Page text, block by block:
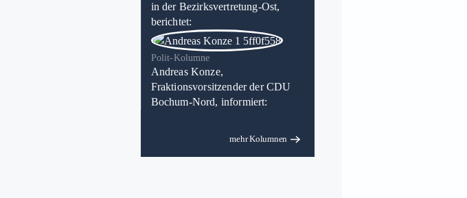
in der Bezirksvertretung-Ost,
berichtet:
Polit-Kolumne
Andreas Konze,
Fraktionsvorsitzender der CDU
Bochum-Nord, informiert:
mehr Kolumnen